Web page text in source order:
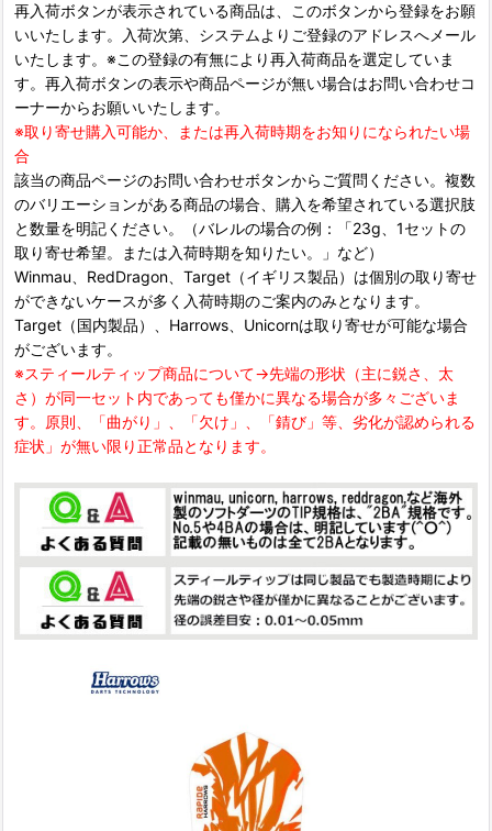
再入荷ボタンが表示されている商品は、このボタンから登録をお願
いいたします。入荷次第、システムよりご登録のアドレスへメール
いたします。※この登録の有無により再入荷商品を選定していま
す。再入荷ボタンの表示や商品ページが無い場合はお問い合わせコ
ーナーからお願いいたします。
※取り寄せ購入可能か、または再入荷時期をお知りになられたい場
合
該当の商品ページのお問い合わせボタンからご質問ください。複数
のバリエーションがある商品の場合、購入を希望されている選択肢
と数量を明記ください。（バレルの場合の例：「23g、1セットの
取り寄せ希望。または入荷時期を知りたい。」など）
Winmau、RedDragon、Target（イギリス製品）は個別の取り寄せ
ができないケースが多く入荷時期のご案内のみとなります。
Target（国内製品）、Harrows、Unicornは取り寄せが可能な場合
がございます。
※スティールティップ商品について→先端の形状（主に鋭さ、太
さ）が同一セット内であっても僅かに異なる場合が多々ございま
す。原則、「曲がり」、「欠け」、「錆び」等、劣化が認められる
症状」が無い限り正常品となります。